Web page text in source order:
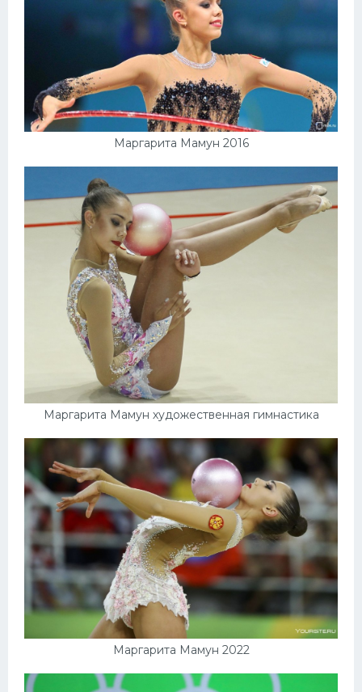
Маргарита Мамун 2016
Маргарита Мамун художественная гимнастика
Маргарита Мамун 2022